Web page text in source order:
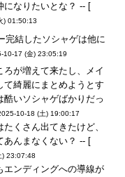
になりたいとな？ -- [
) 01:50:13
完結したソシャゲは他に
10-17 (金) 23:05:19
が増えて来たし、メイ
て綺麗にまとめようとす
いソシャゲばかりだっ
10-18 (土) 19:00:17
くさん出てきたけど、
あんまなくない？ -- [
) 23:07:48
エンディングへの導線が